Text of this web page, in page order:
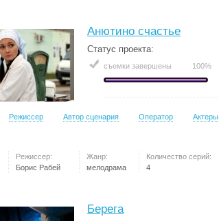
Анютино счастье
Статус проекта:
съемки завершены 100%
Режиссер Автор сценария Оператор Актеры
Режиссер:
Борис Рабей
Жанр:
мелодрама
Количество серий:
4
Берега